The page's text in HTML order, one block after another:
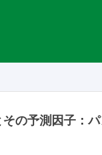
の予測因子